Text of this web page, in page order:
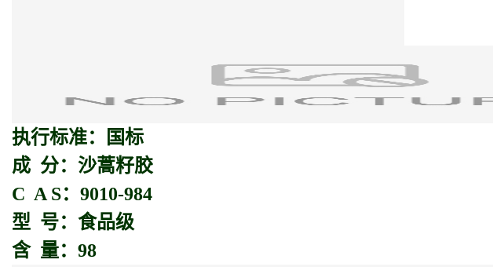
执行标准：国标
成 分：沙蒿籽胶
C A S：9010-984
型 号：食品级
含 量：98